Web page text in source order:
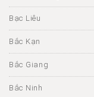
Bạc Liêu
Bắc Kạn
Bắc Giang
Bắc Ninh